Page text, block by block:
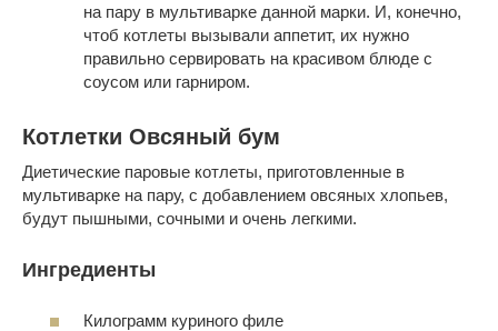
на пару в мультиварке данной марки. И, конечно,
чтоб котлеты вызывали аппетит, их нужно
правильно сервировать на красивом блюде с
соусом или гарниром.
Котлетки Овсяный бум
Диетические паровые котлеты, приготовленные в
мультиварке на пару, с добавлением овсяных хлопьев,
будут пышными, сочными и очень легкими.
Ингредиенты
Килограмм куриного филе